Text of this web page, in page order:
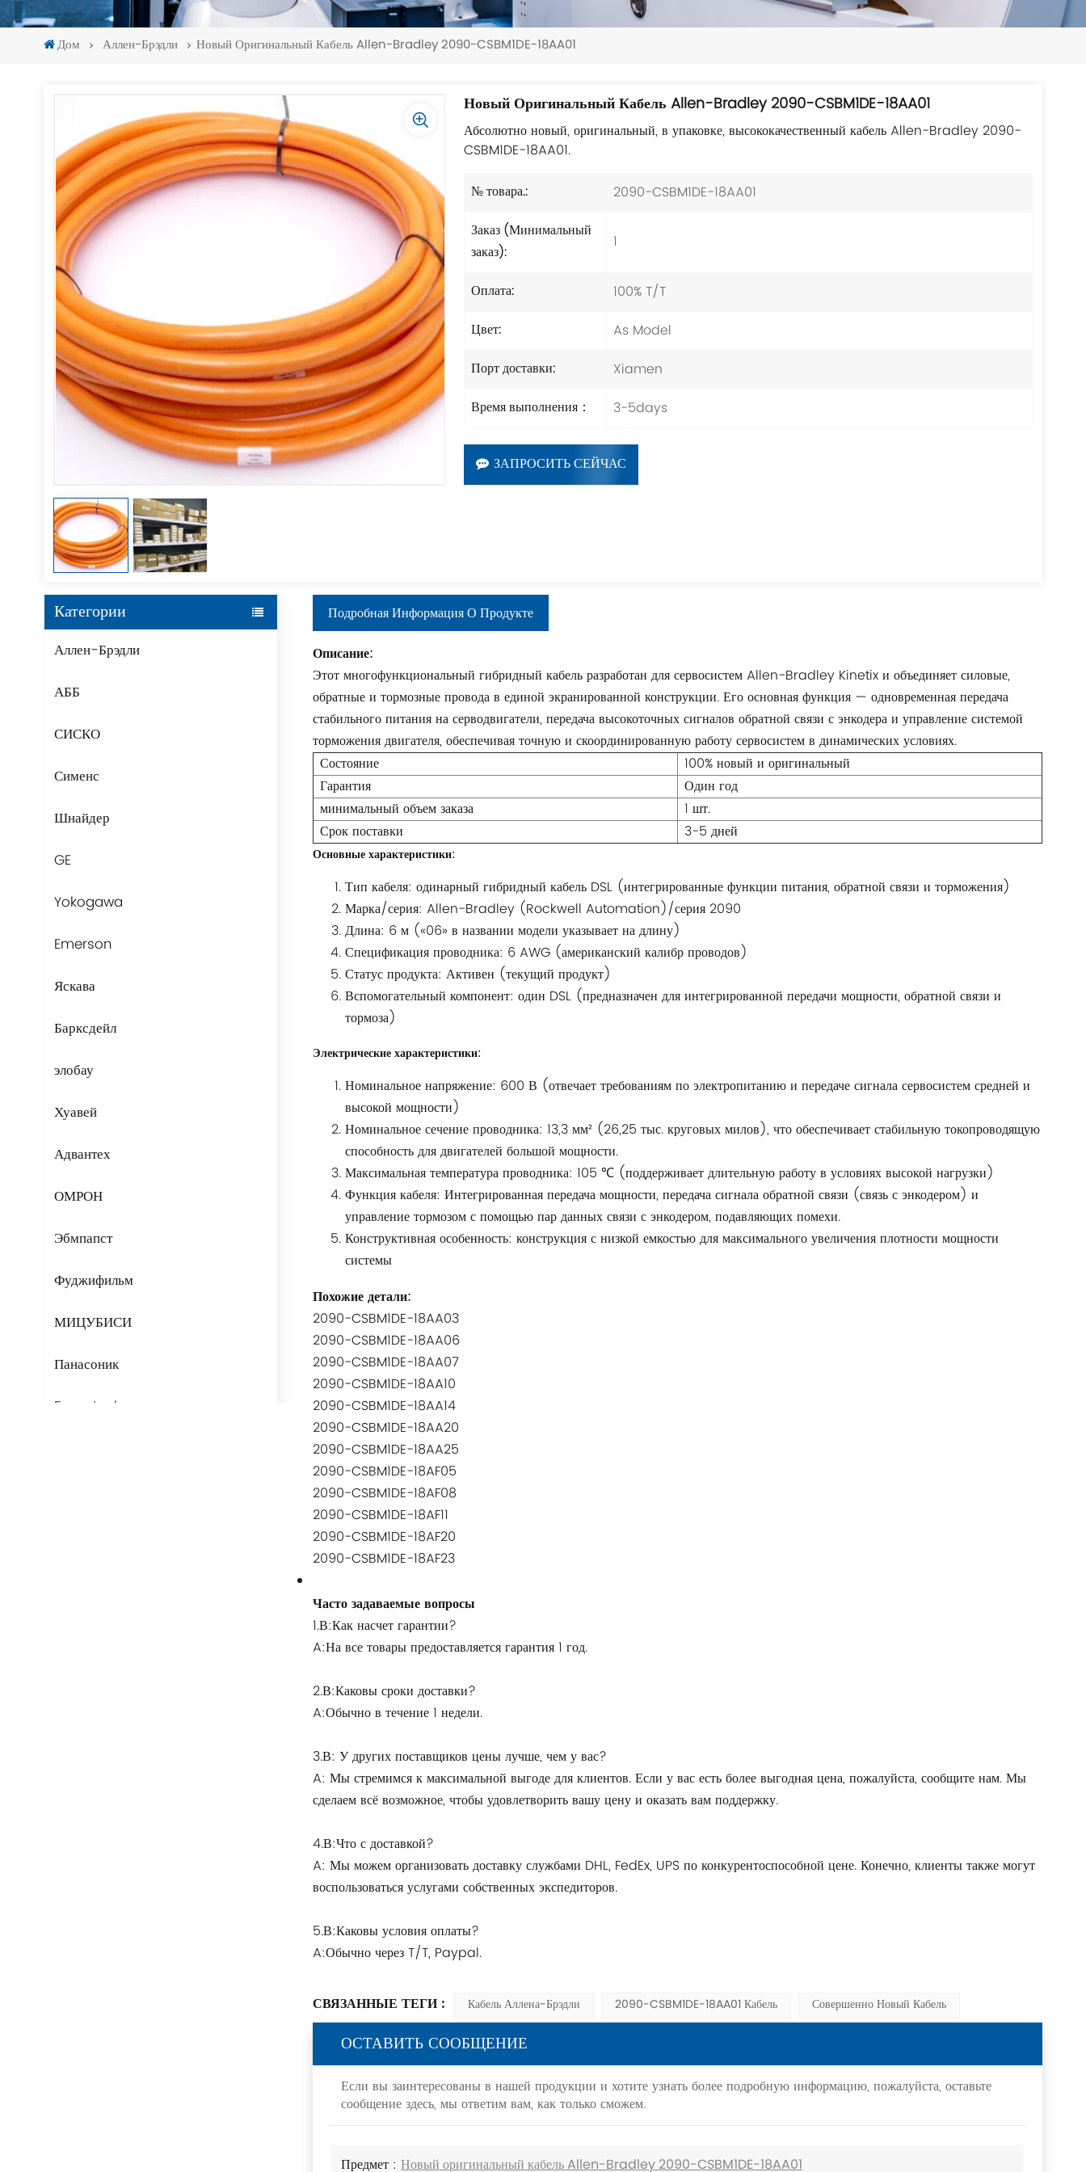
Дом Аллен-Брэдли Новый Оригинальный Кабель Allen-Bradley 2090-CSBM1DE-18AA01
>
Новый Оригинальный Кабель Allen-Bradley 2090-CSBM1DE-18AA01
Абсолютно новый, оригинальный, в упаковке, высококачественный кабель Allen-Bradley 2090-
CSBM1DE-18AA01.
№ товара.:
2090-CSBM1DE-18AA01
Заказ (Минимальный
заказ):
1
Оплата:
100% T/T
Цвет:
As Model
Порт доставки:
Xiamen
Время выполнения：
3-5days
ЗАПРОСИТЬ СЕЙЧАС
Категории
Аллен-Брэдли
АББ
СИСКО
Сименс
Шнайдер
GE
Yokogawa
Emerson
Яскава
Барксдейл
элобау
Хуавей
Адвантех
ОМРОН
Эбмпапст
Фуджифильм
МИЦУБИСИ
Панасоник
Fans-tech
Подробная Информация О Продукте
Описание:
Этот многофункциональный гибридный кабель разработан для сервосистем Allen-Bradley Kinetix и объединяет силовые,
обратные и тормозные провода в единой экранированной конструкции. Его основная функция — одновременная передача
стабильного питания на серводвигатели, передача высокоточных сигналов обратной связи с энкодера и управление системой
торможения двигателя, обеспечивая точную и скоординированную работу сервосистем в динамических условиях.
Состояние
100% новый и оригинальный
Гарантия
Один год
минимальный объем заказа
1 шт.
Срок поставки
3-5 дней
Основные характеристики:
Тип кабеля: одинарный гибридный кабель DSL (интегрированные функции питания, обратной связи и торможения)
Марка/серия: Allen-Bradley (Rockwell Automation)/серия 2090
Длина: 6 м («06» в названии модели указывает на длину)
Спецификация проводника: 6 AWG (американский калибр проводов)
Статус продукта: Активен (текущий продукт)
Вспомогательный компонент: один DSL (предназначен для интегрированной передачи мощности, обратной связи и
тормоза)
Электрические характеристики:
Номинальное напряжение: 600 В (отвечает требованиям по электропитанию и передаче сигнала сервосистем средней и
высокой мощности)
Номинальное сечение проводника: 13,3 мм² (26,25 тыс. круговых милов), что обеспечивает стабильную токопроводящую
способность для двигателей большой мощности.
Максимальная температура проводника: 105 ℃ (поддерживает длительную работу в условиях высокой нагрузки)
Функция кабеля: Интегрированная передача мощности, передача сигнала обратной связи (связь с энкодером) и
управление тормозом с помощью пар данных связи с энкодером, подавляющих помехи.
Конструктивная особенность: конструкция с низкой емкостью для максимального увеличения плотности мощности
системы
Похожие детали:
2090-CSBM1DE-18AA03
2090-CSBM1DE-18AA06
2090-CSBM1DE-18AA07
2090-CSBM1DE-18AA10
2090-CSBM1DE-18AA14
2090-CSBM1DE-18AA20
2090-CSBM1DE-18AA25
2090-CSBM1DE-18AF05
2090-CSBM1DE-18AF08
2090-CSBM1DE-18AF11
2090-CSBM1DE-18AF20
2090-CSBM1DE-18AF23
Часто задаваемые вопросы
1.В:Как насчет гарантии?
A:На все товары предоставляется гарантия 1 год.
2.В:Каковы сроки доставки?
A:Обычно в течение 1 недели.
3.В: У других поставщиков цены лучше, чем у вас?
A: Мы стремимся к максимальной выгоде для клиентов. Если у вас есть более выгодная цена, пожалуйста, сообщите нам. Мы
сделаем всё возможное, чтобы удовлетворить вашу цену и оказать вам поддержку.
4.В:Что с доставкой?
A: Мы можем организовать доставку службами DHL, FedEx, UPS по конкурентоспособной цене. Конечно, клиенты также могут
воспользоваться услугами собственных экспедиторов.
5.В:Каковы условия оплаты?
A:Обычно через T/T, Paypal.
СВЯЗАННЫЕ ТЕГИ : Кабель Аллена-Брэдли 2090-CSBM1DE-18AA01 Кабель Совершенно Новый Кабель
ОСТАВИТЬ СООБЩЕНИЕ
Если вы заинтересованы в нашей продукции и хотите узнать более подробную информацию, пожалуйста, оставьте
сообщение здесь, мы ответим вам, как только сможем.
Предмет :Новый оригинальный кабель Allen-Bradley 2090-CSBM1DE-18AA01